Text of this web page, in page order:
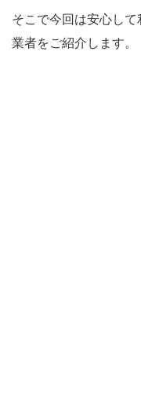
そこで今回は安心し
業者をご紹介します。